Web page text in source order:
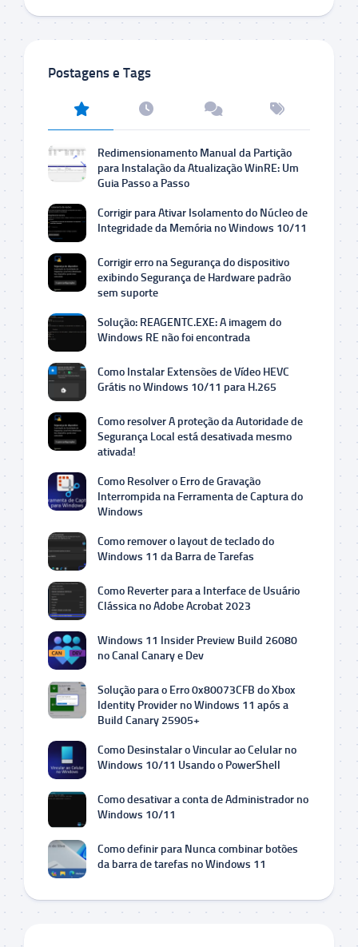
Postagens e Tags
Redimensionamento Manual da Partição
para Instalação da Atualização WinRE: Um
Guia Passo a Passo
Corrigir para Ativar Isolamento do Núcleo de
Integridade da Memória no Windows 10/11
Corrigir erro na Segurança do dispositivo
exibindo Segurança de Hardware padrão
sem suporte
Solução: REAGENTC.EXE: A imagem do
Windows RE não foi encontrada
Como Instalar Extensões de Vídeo HEVC
Grátis no Windows 10/11 para H.265
Como resolver A proteção da Autoridade de
Segurança Local está desativada mesmo
ativada!
Como Resolver o Erro de Gravação
Interrompida na Ferramenta de Captura do
Windows
Como remover o layout de teclado do
Windows 11 da Barra de Tarefas
Como Reverter para a Interface de Usuário
Clássica no Adobe Acrobat 2023
Windows 11 Insider Preview Build 26080
no Canal Canary e Dev
Solução para o Erro 0x80073CFB do Xbox
Identity Provider no Windows 11 após a
Build Canary 25905+
Como Desinstalar o Vincular ao Celular no
Windows 10/11 Usando o PowerShell
Como desativar a conta de Administrador no
Windows 10/11
Como definir para Nunca combinar botões
da barra de tarefas no Windows 11